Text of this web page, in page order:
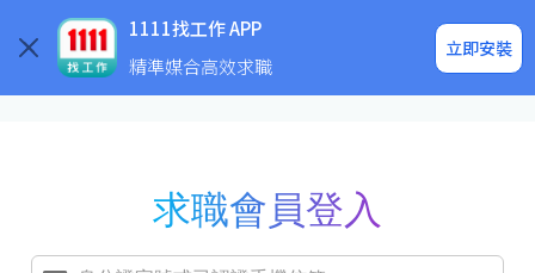
1111找工作 APP
精準媒合高效求職
立即安裝
企業求才
求職會員登入